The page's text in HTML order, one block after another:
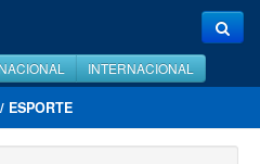
NACIONAL INTERNACIONAL
/ ESPORTE